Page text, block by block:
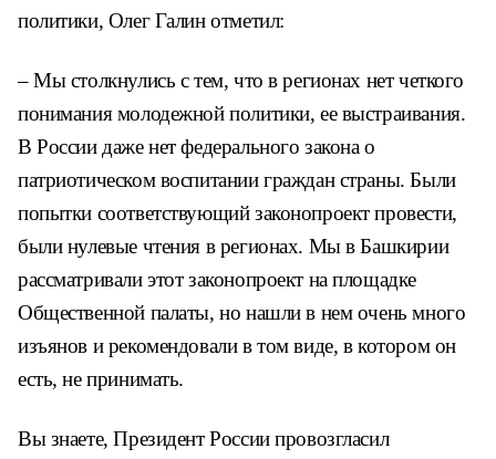
политики, Олег Галин отметил:
– Мы столкнулись с тем, что в регионах нет четкого
понимания молодежной политики, ее выстраивания.
В России даже нет федерального закона о
патриотическом воспитании граждан страны. Были
попытки соответствующий законопроект провести,
были нулевые чтения в регионах. Мы в Башкирии
рассматривали этот законопроект на площадке
Общественной палаты, но нашли в нем очень много
изъянов и рекомендовали в том виде, в котором он
есть, не принимать.
Вы знаете, Президент России провозгласил